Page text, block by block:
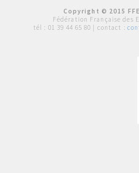
Copyright © 2015
Fédération Française des
tél : 01 39 44 65 80 | contact :